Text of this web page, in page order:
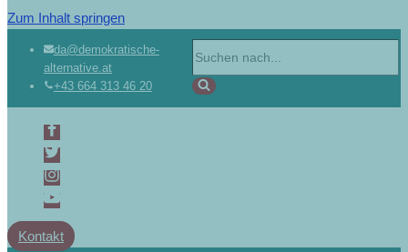
Zum Inhalt springen
da@demokratische-
alternative.at
+43 664 313 46 20
Kontakt